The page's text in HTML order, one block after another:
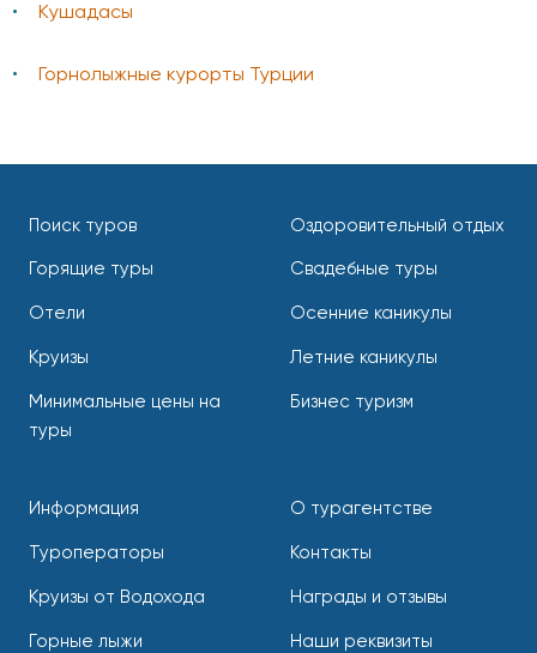
Кушадасы
Горнолыжные курорты Турции
Поиск туров
Горящие туры
Отели
Круизы
Минимальные цены на
туры
Оздоровительный отдых
Свадебные туры
Осенние каникулы
Летние каникулы
Бизнес туризм
Информация
Туроператоры
Круизы от Водохода
Горные лыжи
О турагентстве
Контакты
Награды и отзывы
Наши реквизиты